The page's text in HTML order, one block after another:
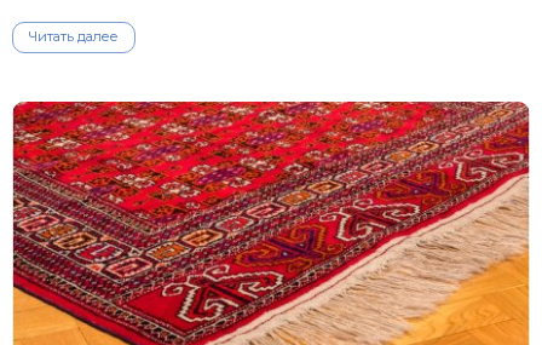
Читать далее